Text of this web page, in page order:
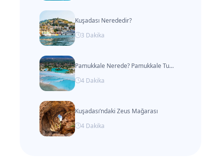
Kuşadası Nerededir?
3 Dakika
Pamukkale Nerede? Pamukkale Turizm ile Ulaşım Rehberi ve Gezilecek Yerler
4 Dakika
Kuşadası’ndaki Zeus Mağarası
4 Dakika